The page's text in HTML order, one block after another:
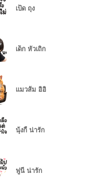
เป็ด ถุง
เด็ก หัวเถิก
แมวส้ม อิอิ
นุ้งกี้ น่ารัก
ฟูนี่ น่ารัก